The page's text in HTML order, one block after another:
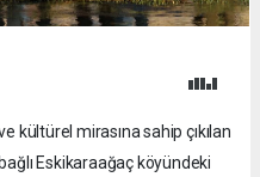
kültürel mirasına sahip çıkılan
Eskikaraağaç köyündeki